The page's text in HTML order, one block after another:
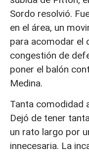
Sordo resolvió.
en el área, un
para acomodar el
congestión de
poner el balón
Medina.
Tanta comodidad
Dejó de tener
un rato largo por
innecesaria. La